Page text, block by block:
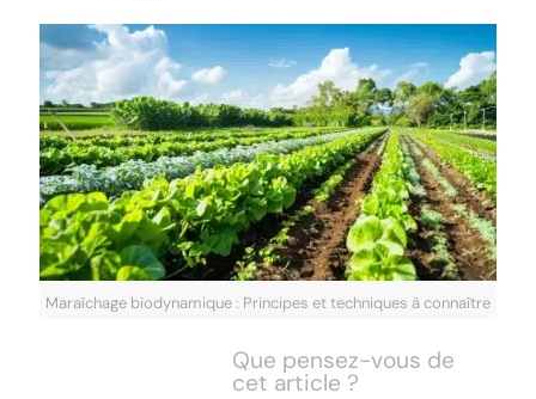
Maraîchage biodynamique : Principes et techniques à connaître
Que pensez-vous de
cet article ?